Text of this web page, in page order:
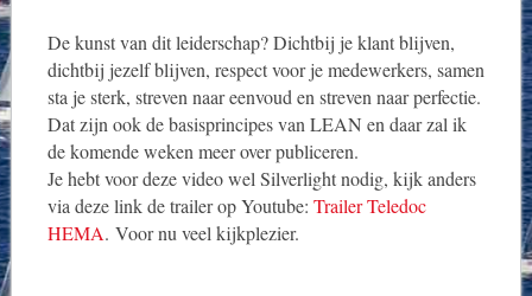
De kunst van dit leiderschap? Dichtbij je klant blijven,
dichtbij jezelf blijven, respect voor je medewerkers, samen
sta je sterk, streven naar eenvoud en streven naar perfectie.
Dat zijn ook de basisprincipes van LEAN en daar zal ik
de komende weken meer over publiceren.
Je hebt voor deze video wel Silverlight nodig, kijk anders
via deze link de trailer op Youtube: Trailer Teledoc
HEMA. Voor nu veel kijkplezier.